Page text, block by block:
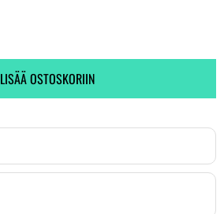
LISÄÄ OSTOSKORIIN